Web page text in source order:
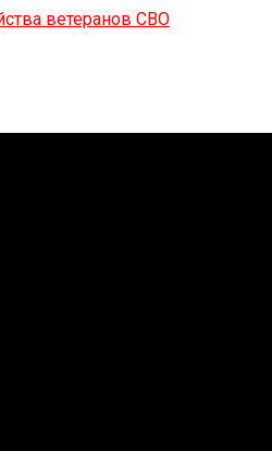
ветеранов СВО